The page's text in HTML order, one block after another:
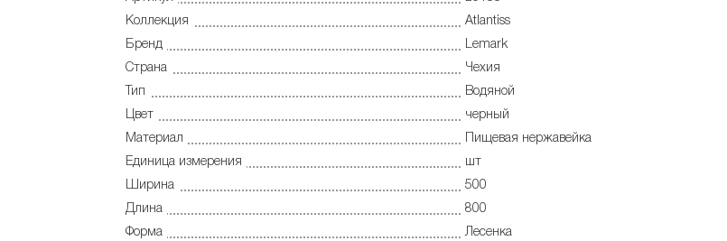
Коллекция
Atlantiss
Бренд
Lemark
Страна
Чехия
Тип
Водяной
Цвет
черный
Материал
Пищевая нержавейка
Единица измерения
шт
Ширина
500
Длина
800
Форма
Лесенка